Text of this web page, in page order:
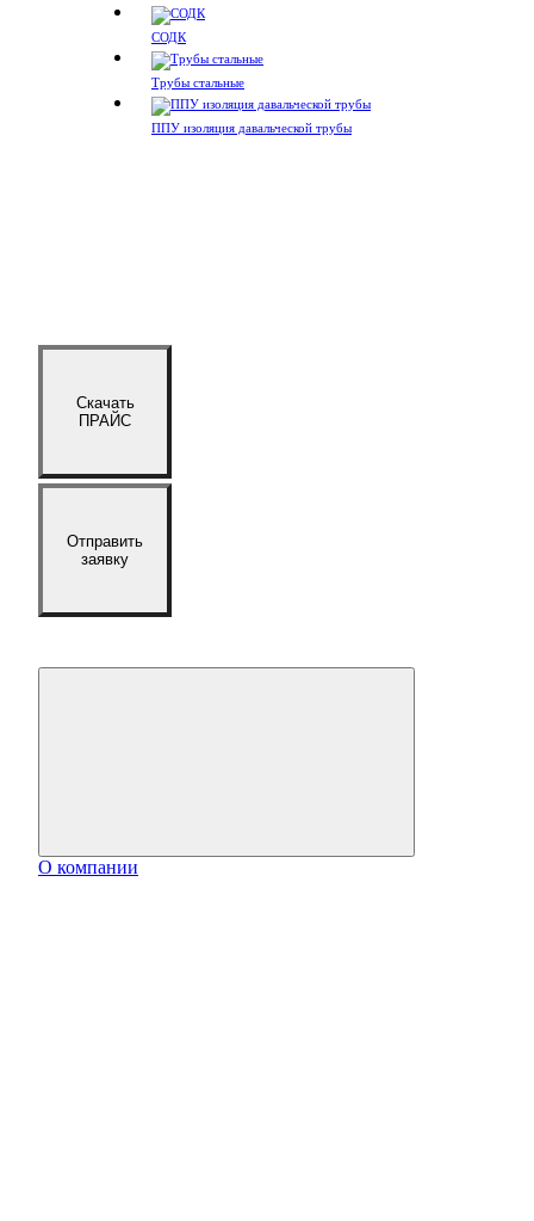
СОДК
Трубы стальные
ППУ изоляция давальческой трубы
Скачать
ПРАЙС
Отправить
заявку
О компании